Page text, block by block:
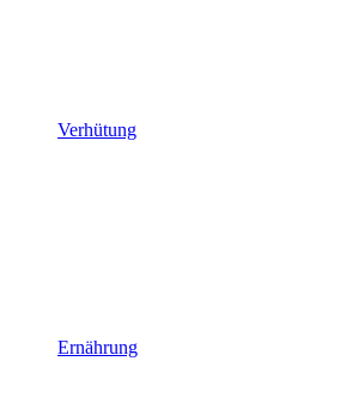
Verhütung
Ernährung